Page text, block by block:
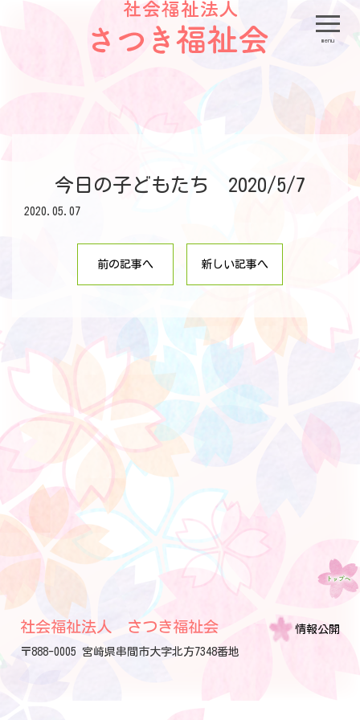
menu
今日の子どもたち 2020/5/7
2020.05.07
前の記事へ 新しい記事へ
社会福祉法人 さつき福祉会
〒888-0005 宮崎県串間市大字北方7348番地
情報公開